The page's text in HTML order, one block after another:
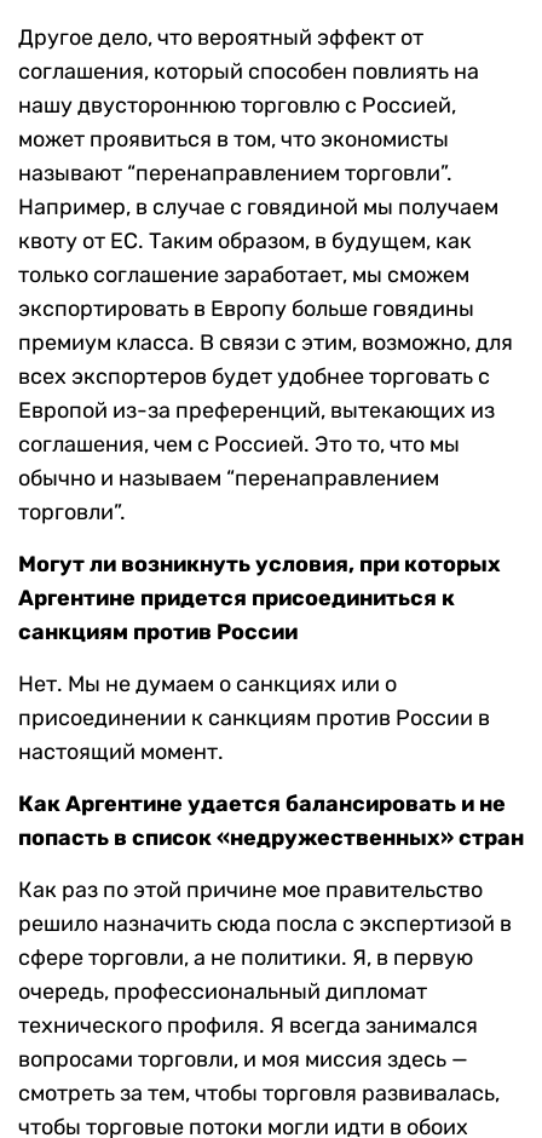
Другое дело, что вероятный эффект от
соглашения, который способен повлиять на
нашу двустороннюю торговлю с Россией,
может проявиться в том, что экономисты
называют “перенаправлением торговли”.
Например, в случае с говядиной мы получаем
квоту от ЕС. Таким образом, в будущем, как
только соглашение заработает, мы сможем
экспортировать в Европу больше говядины
премиум класса. В связи с этим, возможно, для
всех экспортеров будет удобнее торговать с
Европой из-за преференций, вытекающих из
соглашения, чем с Россией. Это то, что мы
обычно и называем “перенаправлением
торговли”.
Могут ли возникнуть условия, при которых
Аргентине придется присоединиться к
санкциям против России
Нет. Мы не думаем о санкциях или о
присоединении к санкциям против России в
настоящий момент.
Как Аргентине удается балансировать и не
попасть в список «недружественных» стран
Как раз по этой причине мое правительство
решило назначить сюда посла с экспертизой в
сфере торговли, а не политики. Я, в первую
очередь, профессиональный дипломат
технического профиля. Я всегда занимался
вопросами торговли, и моя миссия здесь —
смотреть за тем, чтобы торговля развивалась,
чтобы торговые потоки могли идти в обоих